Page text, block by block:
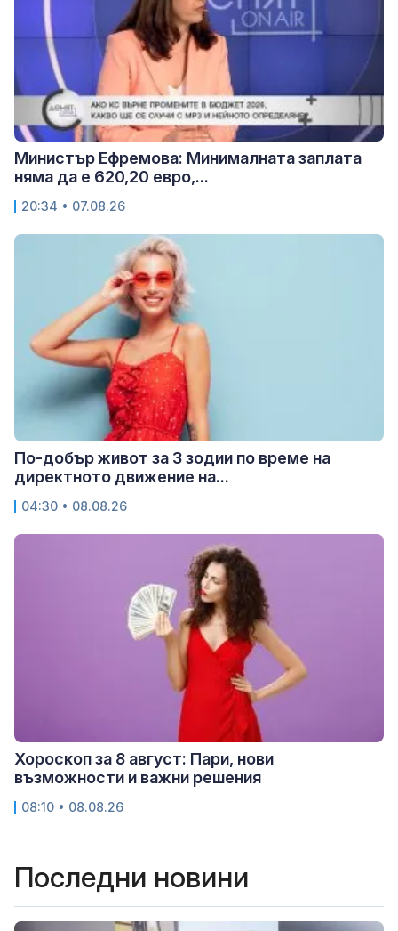
Министър Ефремова: Минималната заплата
няма да е 620,20 евро,...
20:34 • 07.08.26
По-добър живот за 3 зодии по време на
директното движение на...
04:30 • 08.08.26
Хороскоп за 8 август: Пари, нови
възможности и важни решения
08:10 • 08.08.26
Последни новини